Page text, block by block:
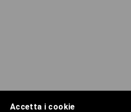
Accetta i cookie